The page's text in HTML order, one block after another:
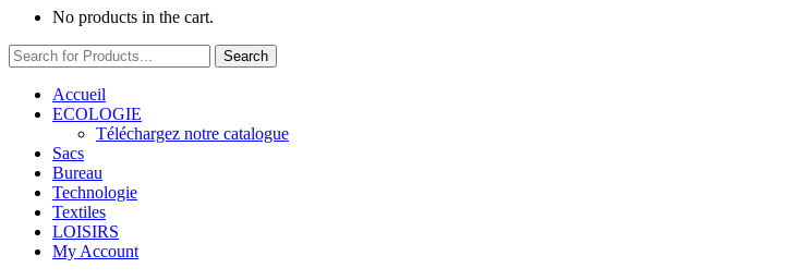
No products in the cart.
Search
Accueil
ECOLOGIE
Téléchargez notre catalogue
Sacs
Bureau
Technologie
Textiles
LOISIRS
My Account